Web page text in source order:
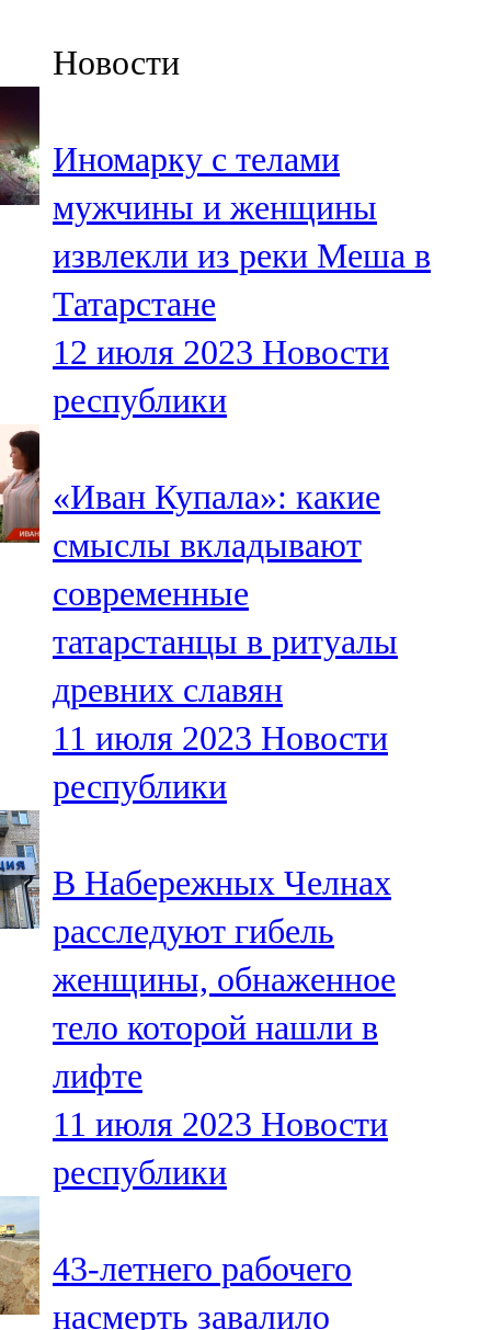
91,5 FM
106,1 FM
Кама тамагы
71,51 FM
Кукмара
107,9 FM
Лениногорский
Мамадыш
106,2 FM
Минзәлә
107,3 FM
Мөслим
100,0 FM
Нурлат
Олы Әтнә
71,42 FM
Сарман
107,8 FM
Теләче
106,1 FM
Түбән Кама
Чирмешән
Новости
Иномарку с телами
мужчины и женщины
извлекли из реки Меша в
Татарстане
12 июля 2023 Новости
республики
«Иван Купала»: какие
смыслы вкладывают
современные
татарстанцы в ритуалы
древних славян
11 июля 2023 Новости
республики
В Набережных Челнах
расследуют гибель
женщины, обнаженное
тело которой нашли в
лифте
11 июля 2023 Новости
республики
43-летнего рабочего
насмерть завалило